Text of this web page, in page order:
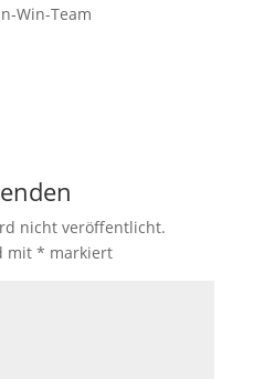
Win-Team
nicht veröffentlicht.
mit * markiert